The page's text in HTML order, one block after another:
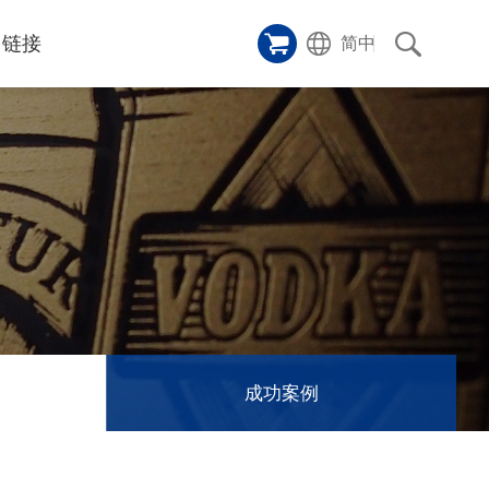
激光切割机
品橱窗
用影片
功案例
活动
链接 简中
成功案例